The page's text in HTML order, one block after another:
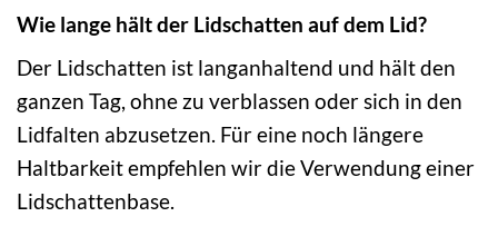
Wie lange hält der Lidschatten auf dem Lid?
Der Lidschatten ist langanhaltend und hält den
ganzen Tag, ohne zu verblassen oder sich in den
Lidfalten abzusetzen. Für eine noch längere
Haltbarkeit empfehlen wir die Verwendung einer
Lidschattenbase.